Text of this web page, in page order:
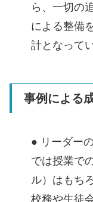
ら、一切の
による整備
計となって
事例による
● リーダー
では授業で
ル）はもち
校務や生徒